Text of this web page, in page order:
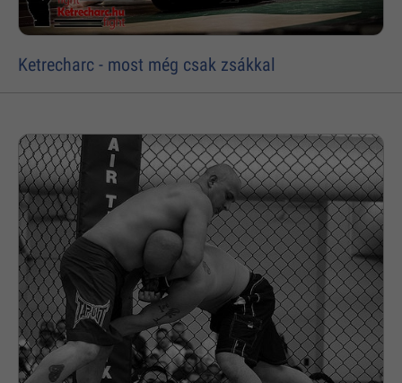
Ketrecharc - most még csak zsákkal